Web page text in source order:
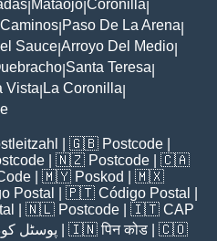
Mataojo Coronilla
Paso De La Arena
Sauce Arroyo Del Medio
Santa Teresa
Vista La Coronilla
| 🇬🇧 Postcode
| 🇳🇿 Postcode | 🇨🇦
| 🇲🇾 Poskod
| 🇲🇽
Postal | 🇵🇹 Código Postal
| 🇳🇱 Postcode | 🇮🇹 CAP
پوسٹل | 🇮🇳पिन कोड | 🇨🇴